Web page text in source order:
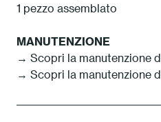
1 pezzo assemblato
MANUTENZIONE
→ Scopri la manutenzione
→ Scopri la manutenzione